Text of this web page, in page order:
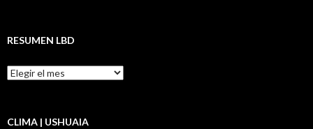
RESUMEN LBD
Resumen
LBD
CLIMA | USHUAIA